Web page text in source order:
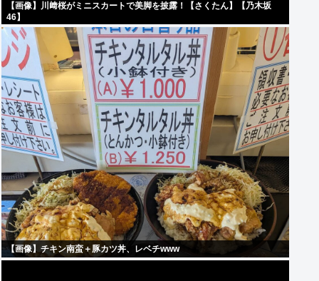
【画像】川﨑桜がミニスカートで美脚を披露！【さくたん】【乃木坂
46】
【画像】チキン南蛮＋豚カツ丼、レベチwww